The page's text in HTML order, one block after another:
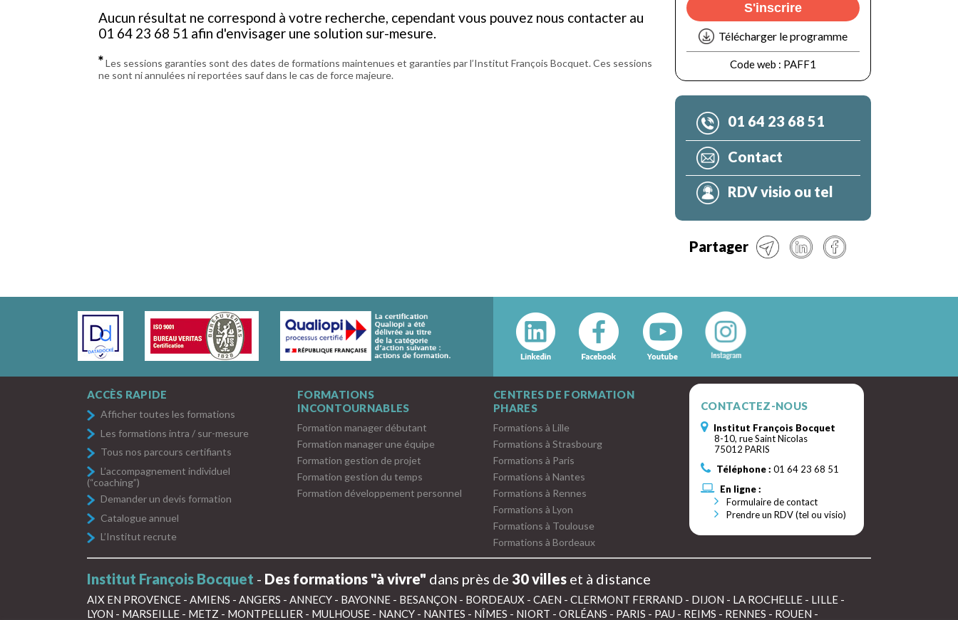
Aucun résultat ne correspond à votre recherche, cependant vous pouvez nous contacter au
01 64 23 68 51 afin d'envisager une solution sur-mesure.
*Les sessions garanties sont des dates de formations maintenues et garanties par l’Institut François Bocquet. Ces sessions
ne sont ni annulées ni reportées sauf dans le cas de force majeure.
S'inscrire
Télécharger le programme
Code web : PAFF1
01 64 23 68 51
Contact
RDV visio ou tel
Partager
ACCÈS RAPIDE
Afficher toutes les formations
Les formations intra / sur-mesure
Tous nos parcours certifiants
L’accompagnement individuel
(“coaching”)
Demander un devis formation
Catalogue annuel
L’Institut recrute
FORMATIONS
INCONTOURNABLES
Formation manager débutant
Formation manager une équipe
Formation gestion de projet
Formation gestion du temps
Formation développement personnel
CENTRES DE FORMATION
PHARES
Formations à Lille
Formations à Strasbourg
Formations à Paris
Formations à Nantes
Formations à Rennes
Formations à Lyon
Formations à Toulouse
Formations à Bordeaux
CONTACTEZ-NOUS
Institut François Bocquet
8-10, rue Saint Nicolas
75012 PARIS
Téléphone : 01 64 23 68 51
En ligne :
Formulaire de contact
Prendre un RDV (tel ou visio)
Institut François Bocquet - Des formations "à vivre" dans près de 30 villes et à distance
AIX EN PROVENCE - AMIENS - ANGERS - ANNECY - BAYONNE - BESANÇON - BORDEAUX - CAEN - CLERMONT FERRAND - DIJON - LA ROCHELLE - LILLE -
LYON - MARSEILLE - METZ - MONTPELLIER - MULHOUSE - NANCY - NANTES - NÎMES - NIORT - ORLÉANS - PARIS - PAU - REIMS - RENNES - ROUEN -